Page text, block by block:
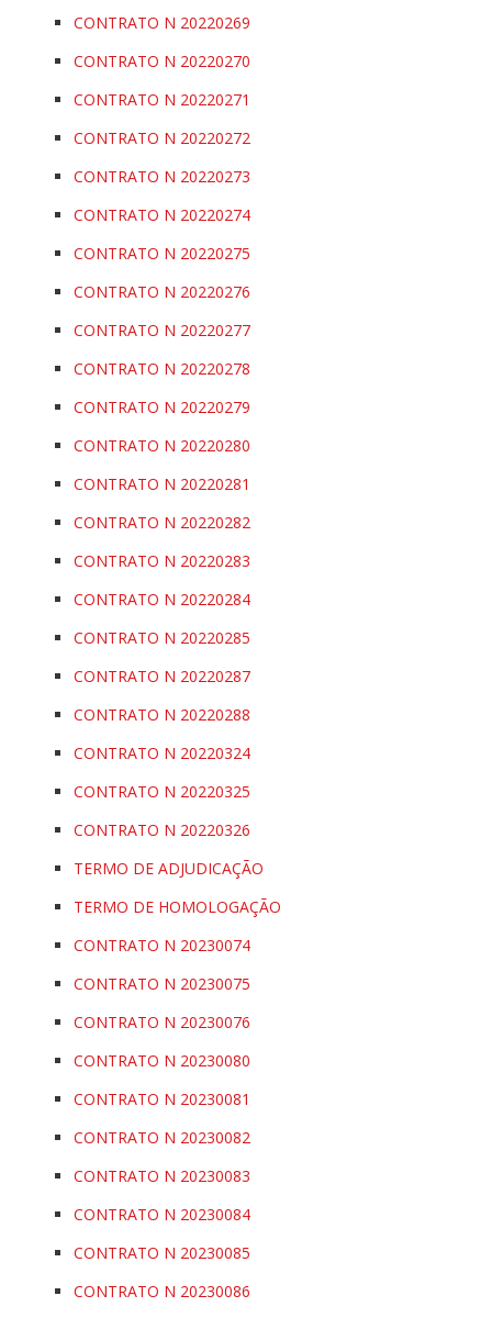
CONTRATO N 20220269
CONTRATO N 20220270
CONTRATO N 20220271
CONTRATO N 20220272
CONTRATO N 20220273
CONTRATO N 20220274
CONTRATO N 20220275
CONTRATO N 20220276
CONTRATO N 20220277
CONTRATO N 20220278
CONTRATO N 20220279
CONTRATO N 20220280
CONTRATO N 20220281
CONTRATO N 20220282
CONTRATO N 20220283
CONTRATO N 20220284
CONTRATO N 20220285
CONTRATO N 20220287
CONTRATO N 20220288
CONTRATO N 20220324
CONTRATO N 20220325
CONTRATO N 20220326
TERMO DE ADJUDICAÇÃO
TERMO DE HOMOLOGAÇÃO
CONTRATO N 20230074
CONTRATO N 20230075
CONTRATO N 20230076
CONTRATO N 20230080
CONTRATO N 20230081
CONTRATO N 20230082
CONTRATO N 20230083
CONTRATO N 20230084
CONTRATO N 20230085
CONTRATO N 20230086